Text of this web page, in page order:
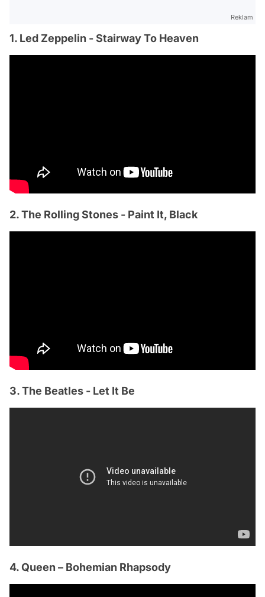
Reklam
1. Led Zeppelin - Stairway To Heaven
2. The Rolling Stones - Paint It, Black
3. The Beatles - Let It Be
4. Queen – Bohemian Rhapsody